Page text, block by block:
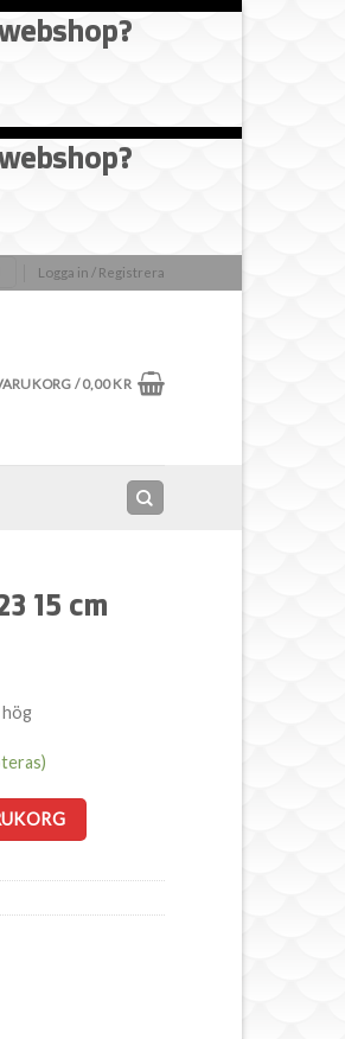
Logga in / Registrera
/0,00KR
15 cm